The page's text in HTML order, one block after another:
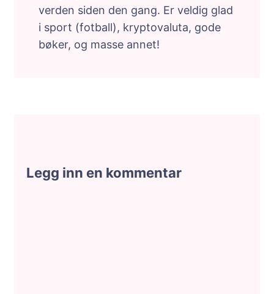
verden siden den gang. Er veldig glad
i sport (fotball), kryptovaluta, gode
bøker, og masse annet!
Legg inn en kommentar